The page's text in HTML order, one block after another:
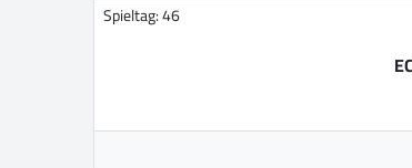
Spieltag: 46